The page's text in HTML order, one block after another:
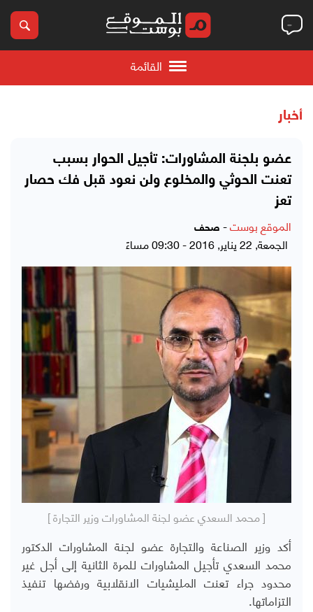
القائمة
أخبار
عضو بلجنة المشاورات: تأجيل الحوار بسبب
تعنت الحوثي والمخلوع ولن نعود قبل فك حصار
تعز
الموقع بوست- صحف
الجمعة, 22 يناير, 2016 - 09:30 مساءً
[ محمد السعدي عضو لجنة المشاورات وزير التجارة ]
أكد وزير الصناعة والتجارة عضو لجنة المشاورات الدكتور
محمد السعدي تأجيل المشاورات للمرة الثانية إلى أجل غير
محدود جراء تعنت المليشيات الانقلابية ورفضها تنفيذ
التزاماتها.